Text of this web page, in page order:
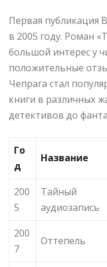
Первая публикация
в 2005 году. Роман
большой интерес у
положительные
Чепрага стал
книги в различных
детективов до
Го
д
Название
200
5
Тайный
аудиозапись
200
7
Оттепель